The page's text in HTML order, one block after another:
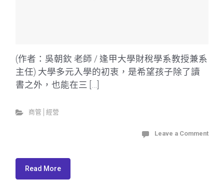
(作者：吳朝欽 老師 / 逢甲大學財稅學系教授兼系
主任) 大學多元入學的初衷，是希望孩子除了讀
書之外，也能在三 […]
商管│經營
Leave a Comment
Read More